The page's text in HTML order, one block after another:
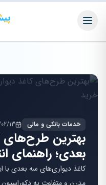
خدمات بانکی و مالی 13
بهترین طرح‌های
بعدی؛ راهنمای
کاغذ دیواری‌های سه بعدی با